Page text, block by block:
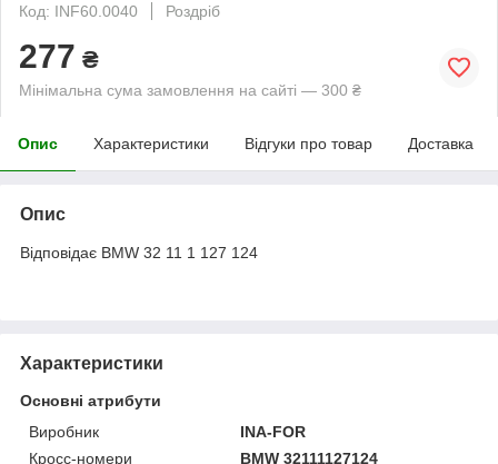
Код: INF60.0040
Роздріб
277 ₴
Мінімальна сума замовлення на сайті — 300 ₴
Опис Характеристики Відгуки про товар Доставка
Опис
Відповідає BMW 32 11 1 127 124
Характеристики
Основні атрибути
Виробник
INA-FOR
Кросс-номери
BMW 32111127124